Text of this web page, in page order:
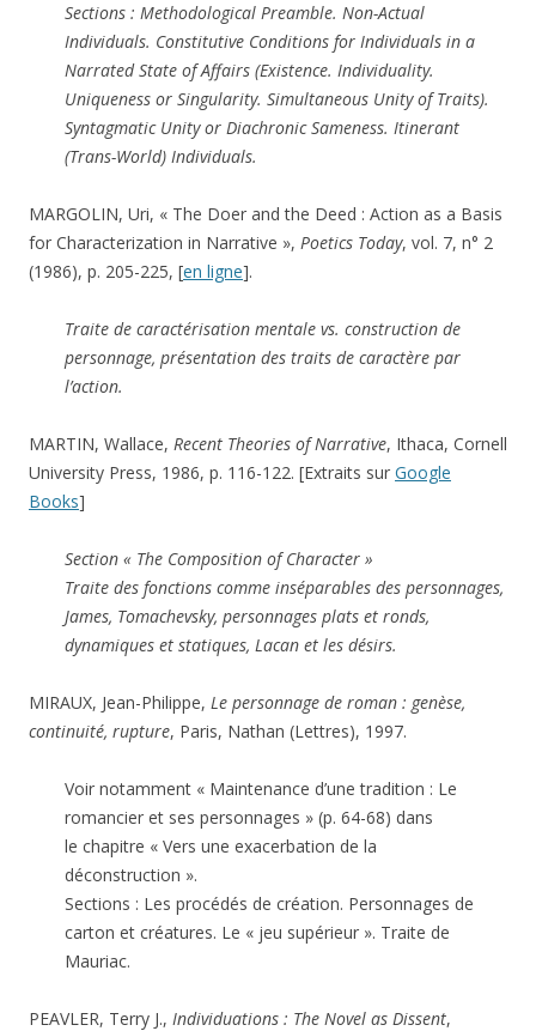
Sections : Methodological Preamble. Non-Actual
Individuals. Constitutive Conditions for Individuals in a
Narrated State of Affairs (Existence. Individuality.
Uniqueness or Singularity. Simultaneous Unity of Traits).
Syntagmatic Unity or Diachronic Sameness. Itinerant
(Trans-World) Individuals.
MARGOLIN, Uri, « The Doer and the Deed : Action as a Basis
for Characterization in Narrative », Poetics Today, vol. 7, n° 2
(1986), p. 205-225, [en ligne].
Traite de caractérisation mentale vs. construction de
personnage, présentation des traits de caractère par
l’action.
MARTIN, Wallace, Recent Theories of Narrative, Ithaca, Cornell
University Press, 1986, p. 116-122. [Extraits sur Google
Books]
Section « The Composition of Character »
Traite des fonctions comme inséparables des personnages,
James, Tomachevsky, personnages plats et ronds,
dynamiques et statiques, Lacan et les désirs.
MIRAUX, Jean-Philippe, Le personnage de roman : genèse,
continuité, rupture, Paris, Nathan (Lettres), 1997.
Voir notamment « Maintenance d’une tradition : Le
romancier et ses personnages » (p. 64-68) dans
le chapitre « Vers une exacerbation de la
déconstruction ».
Sections : Les procédés de création. Personnages de
carton et créatures. Le « jeu supérieur ». Traite de
Mauriac.
PEAVLER, Terry J., Individuations : The Novel as Dissent,